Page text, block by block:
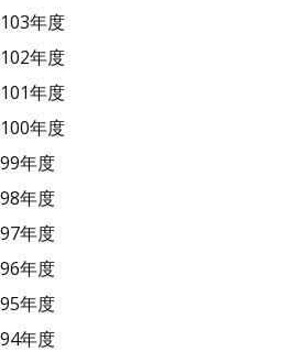
103年度
102年度
101年度
100年度
99年度
98年度
97年度
96年度
95年度
94年度